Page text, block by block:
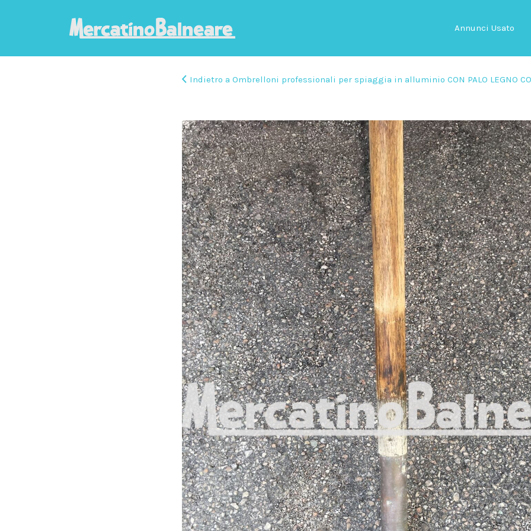
Annunci Usato
Indietro a Ombrelloni professionali per spiaggia in alluminio CON PALO LEGNO